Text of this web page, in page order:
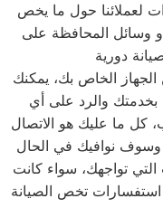
لعملائنا حول ما يخص
وسائل المحافظة على
الخاص بك، يمكنك
بخدمتك والرد على أي
كل ما عليك هو الاتصال
وسوف نوافيك في الحال
التي تواجهك، سواء كانت
استفسارات تخص الصيانة